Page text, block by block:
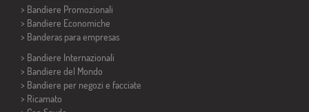
> Bandiere Promozionali
> Bandiere Economiche
> Banderas para empresas
> Bandiere Internazionali
> Bandiere del Mondo
> Bandiere per negozi e facciate
> Ricamato